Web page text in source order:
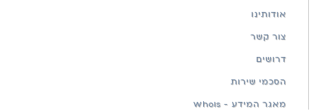
אודותינו
צור קשר
דרושים
הסכמי שירות
מאגר המידע - WhoIs